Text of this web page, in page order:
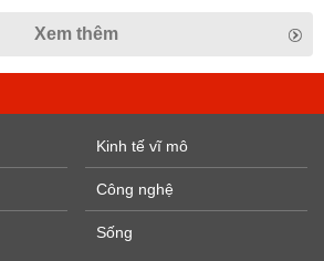
Xem thêm
Kinh tế vĩ mô
Công nghệ
Sống